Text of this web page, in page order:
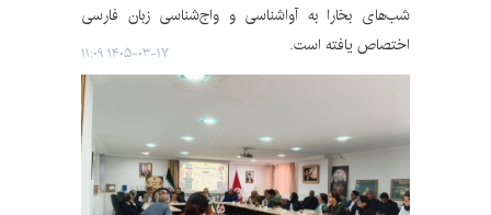
شب‌های بخارا به آواشناسی و واج‌شناسی زبان فارسی
اختصاص یافته است.
۱۴۰۵-۰۳-۱۷ ۱۱:۰۹